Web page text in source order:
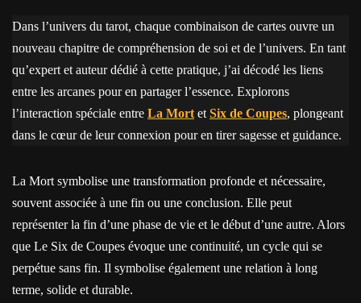
Dans l’univers du tarot, chaque combinaison de cartes ouvre un
nouveau chapitre de compréhension de soi et de l’univers. En tant
qu’expert et auteur dédié à cette pratique, j’ai décodé les liens
entre les arcanes pour en partager l’essence. Explorons
l’interaction spéciale entre La Mort et Six de Coupes, plongeant
dans le cœur de leur connexion pour en tirer sagesse et guidance.
La Mort symbolise une transformation profonde et nécessaire,
souvent associée à une fin ou une conclusion. Elle peut
représenter la fin d’une phase de vie et le début d’une autre. Alors
que Le Six de Coupes évoque une continuité, un cycle qui se
perpétue sans fin. Il symbolise également une relation à long
terme, solide et durable.